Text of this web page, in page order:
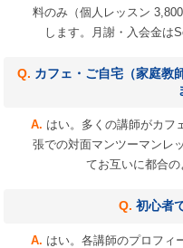
料のみ（個人レッスン
します。月謝・入会金は
カフェ・ご自宅（家庭教
はい。多くの講師がカフ
張での対面マンツーマンレ
てお互いに都合の
初心者
はい。各講師のプロフィ